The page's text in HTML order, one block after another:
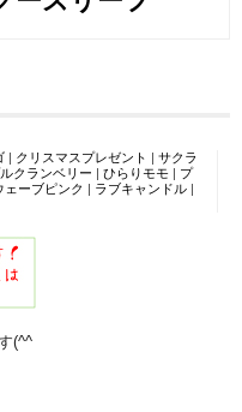
| クリスマスプレゼント | サクラ
クランベリー | ひらりモモ | プ
ェーブピンク | ラブキャンドル |
(^^ゞ